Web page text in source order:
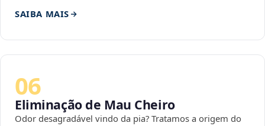
SAIBA MAIS
06
Eliminação de Mau Cheiro
Odor desagradável vindo da pia? Tratamos a origem do